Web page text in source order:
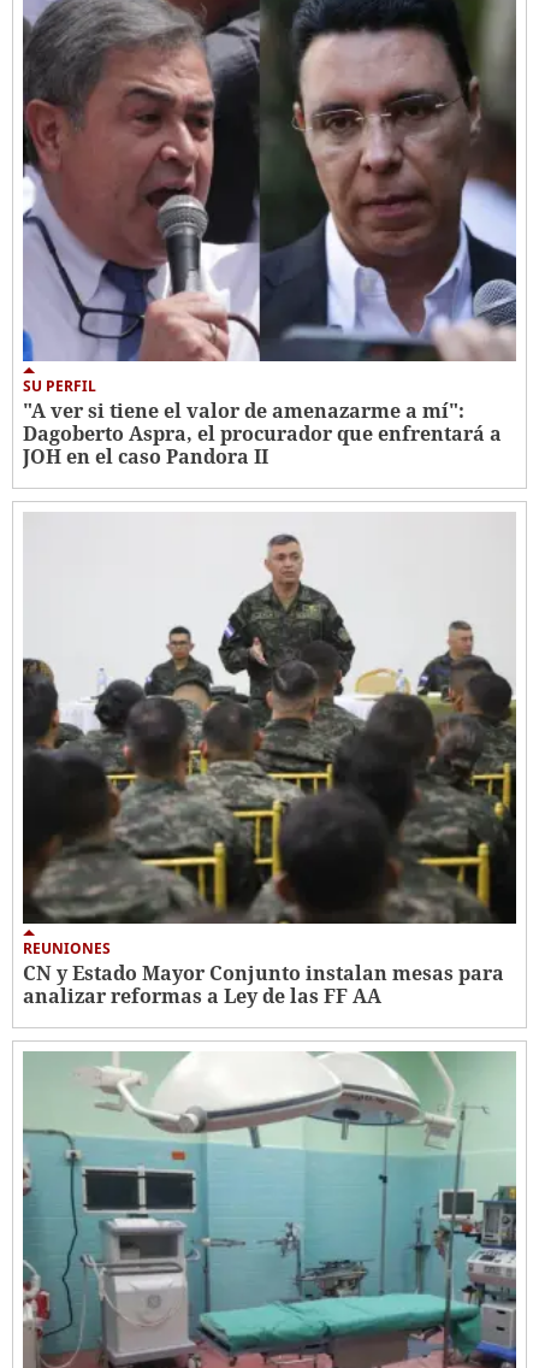
SU PERFIL
"A ver si tiene el valor de amenazarme a mí":
Dagoberto Aspra, el procurador que enfrentará a
JOH en el caso Pandora II
REUNIONES
CN y Estado Mayor Conjunto instalan mesas para
analizar reformas a Ley de las FF AA